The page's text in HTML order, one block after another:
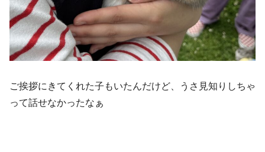
ご挨拶にきてくれた子もいたんだけど、うさ見知りしちゃ
って話せなかったなぁ